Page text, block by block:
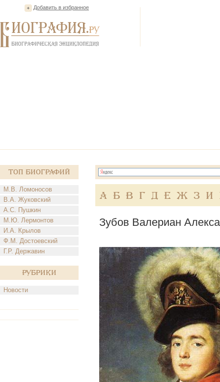
Добавить в избранное
Топ Биографий
М.В. Ломоносов
В.А. Жуковский
А.С. Пушкин
М.Ю. Лермонтов
И.А. Крылов
Ф.М. Достоевский
Г.Р. Державин
Рубрики
Новости
А Б В Г Д Е Ж З И
Зубов Валериан